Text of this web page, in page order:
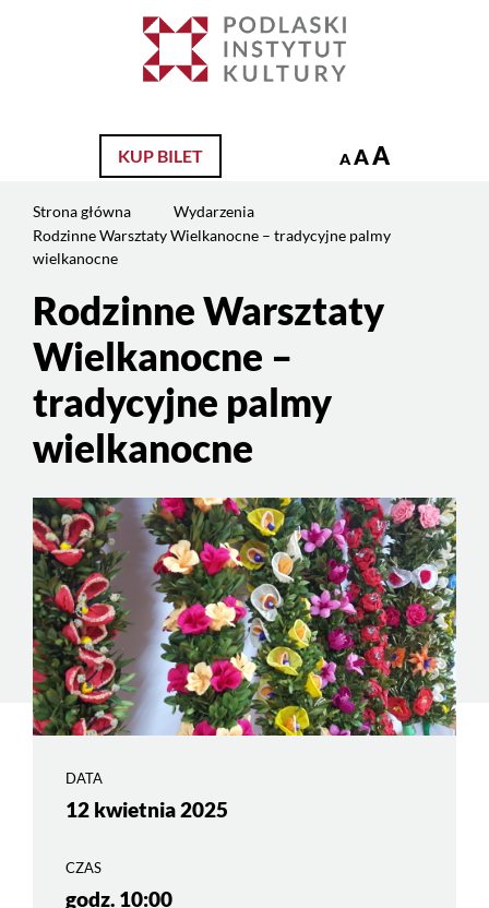
Wielkanocne
palmy
wielkanocne
KUP BILET A AA
Strona główna
Wydarzenia
Rodzinne Warsztaty Wielkanocne – tradycyjne palmy
wielkanocne
Rodzinne Warsztaty
Wielkanocne –
tradycyjne palmy
wielkanocne
DATA
12 kwietnia 2025
CZAS
godz. 10:00